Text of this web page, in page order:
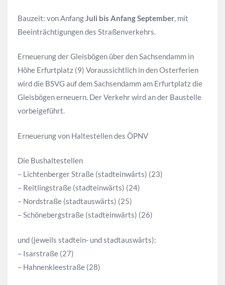
Bauzeit: von Anfang Juli bis Anfang September , mit
Beeinträchtigungen des Straßenverkehrs.
Erneuerung der Gleisbögen über den Sachsendamm in
Höhe Erfurtplatz (9) Voraussichtlich in den Osterferien
wird die BSVG auf dem Sachsendamm am Erfurtplatz die
Gleisbögen erneuern. Der Verkehr wird an der Baustelle
vorbeigeführt.
Erneuerung von Haltestellen des ÖPNV
Die Bushaltestellen
– Lichtenberger Straße (stadteinwärts) (23)
– Reitlingstraße (stadteinwärts) (24)
– Nordstraße (stadtauswärts) (25)
– Schönebergstraße (stadteinwärts) (26)
und (jeweils stadtein- und stadtauswärts):
– Isarstraße (27)
– Hahnenkleestraße (28)